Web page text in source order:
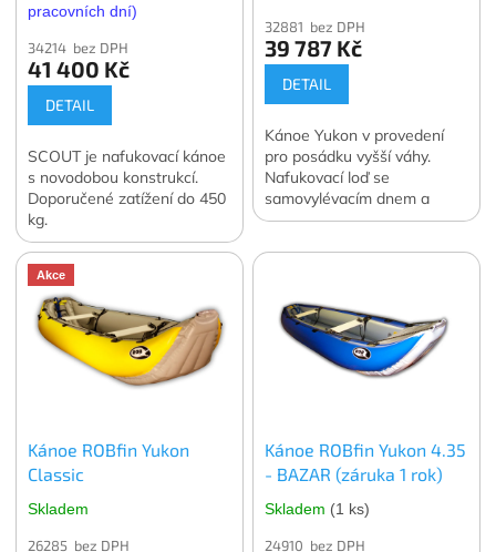
pracovních dní)
34214 bez DPH
41 400 Kč
DETAIL
SCOUT je nafukovací kánoe
s novodobou konstrukcí.
Doporučené zatížení do 450
kg.
32881 bez DPH
39 787 Kč
DETAIL
Kánoe Yukon v provedení
pro posádku vyšší váhy.
Nafukovací loď se
samovylévacím dnem a
výbornými jízdními
Akce
Kánoe ROBfin Yukon
Classic
Skladem
26285 bez DPH
Kánoe ROBfin Yukon 4.35
- BAZAR (záruka 1 rok)
Skladem (1 ks)
24910 bez DPH